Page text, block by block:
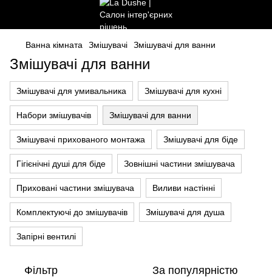
Ванна кімната Змішувачі Змішувачі для ванни
Змішувачі для ванни
Змішувачі для умивальника Змішувачі для кухні
Набори змішувачів Змішувачі для ванни
Змішувачі прихованого монтажа Змішувачі для біде
Гігієнічні душі для біде Зовнішні частини змішувача
Приховані частини змішувача Виливи настінні
Комплектуючі до змішувачів Змішувачі для душа
Запірні вентилі
Фільтр За популярністю